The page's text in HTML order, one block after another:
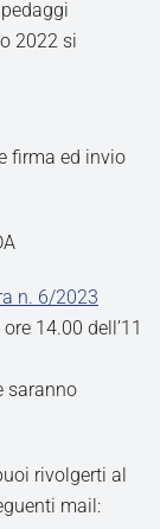
2022 si
firma ed invio
n. 6/2023
14.00 dell’11
saranno
rivolgerti al
mail: